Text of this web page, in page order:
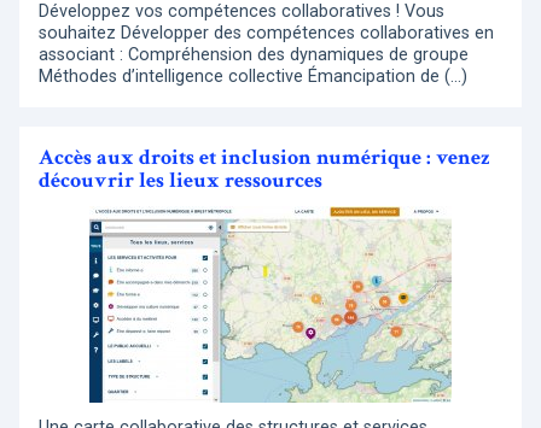
Développez vos compétences collaboratives ! Vous
souhaitez Développer des compétences collaboratives en
associant : Compréhension des dynamiques de groupe
Méthodes d’intelligence collective Émancipation de (…)
Accès aux droits et inclusion numérique : venez
découvrir les lieux ressources